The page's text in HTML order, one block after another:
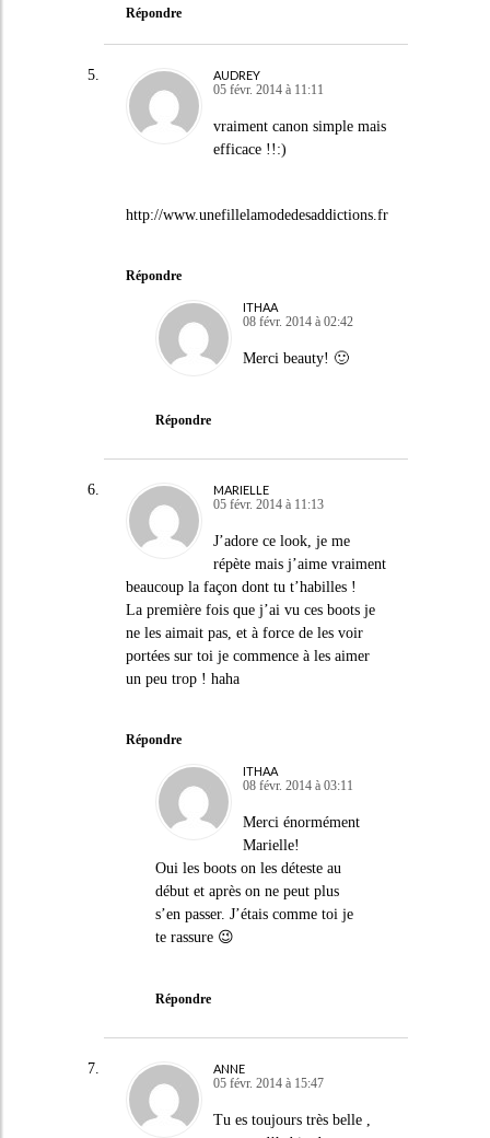
Répondre
AUDREY
05 févr. 2014 à 11:11
vraiment canon simple mais
efficace !!:)
http://www.unefillelamodedesaddictions.fr
Répondre
ITHAA
08 févr. 2014 à 02:42
Merci beauty! 🙂
Répondre
MARIELLE
05 févr. 2014 à 11:13
J’adore ce look, je me
répète mais j’aime vraiment
beaucoup la façon dont tu t’habilles !
La première fois que j’ai vu ces boots je
ne les aimait pas, et à force de les voir
portées sur toi je commence à les aimer
un peu trop ! haha
Répondre
ITHAA
08 févr. 2014 à 03:11
Merci énormément
Marielle!
Oui les boots on les déteste au
début et après on ne peut plus
s’en passer. J’étais comme toi je
te rassure 😉
Répondre
ANNE
05 févr. 2014 à 15:47
Tu es toujours très belle ,